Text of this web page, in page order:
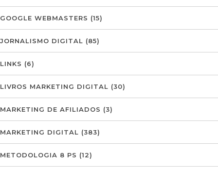
GOOGLE WEBMASTERS (15)
JORNALISMO DIGITAL (85)
LINKS (6)
LIVROS MARKETING DIGITAL (30)
MARKETING DE AFILIADOS (3)
MARKETING DIGITAL (383)
METODOLOGIA 8 PS (12)